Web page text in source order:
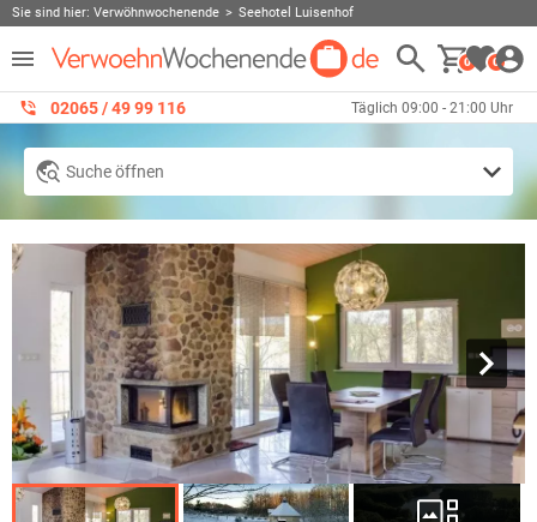
Sie sind hier: Verwöhnwochenende Seehotel Luisenhof
0 0
02065 / 49 ‌99 116 Täglich 09:00 - 21:00 Uhr
Suche öffnen